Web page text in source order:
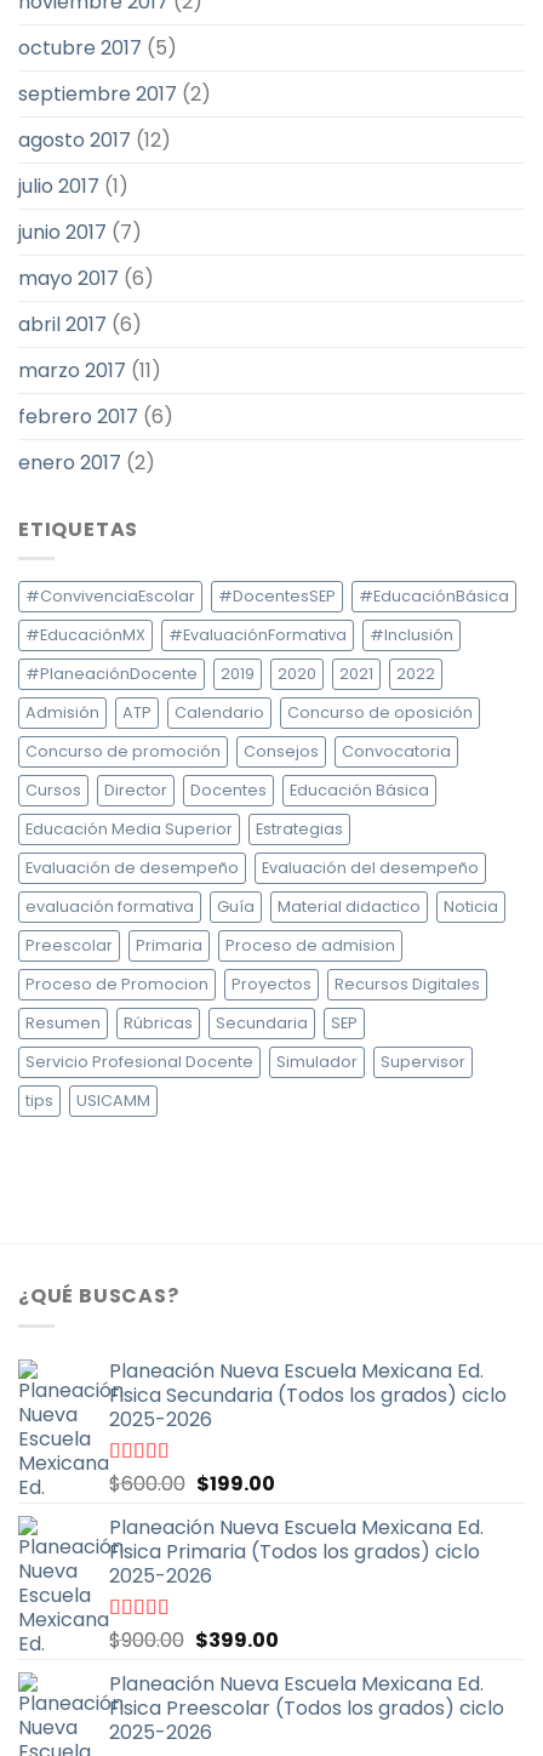
octubre 2017 (5)
septiembre 2017 (2)
agosto 2017 (12)
julio 2017 (1)
junio 2017 (7)
mayo 2017 (6)
abril 2017 (6)
marzo 2017 (11)
febrero 2017 (6)
enero 2017 (2)
ETIQUETAS
#ConvivenciaEscolar #DocentesSEP
#EducaciónBásica
#EducaciónMX
#EvaluaciónFormativa
#Inclusión
#PlaneaciónDocente
2019 2020 2021
2022
Admisión
ATP Calendario
Concurso de oposición
Concurso de promoción
Consejos
Convocatoria
Cursos
Director Docentes
Educación Básica
Educación Media Superior
Estrategias
Evaluación de desempeño
Evaluación del desempeño
evaluación formativa
Guía Material didactico
Noticia
Preescolar
Primaria
Proceso de admision
Proceso de Promocion
Proyectos
Recursos Digitales
Resumen
Rúbricas Secundaria
SEP
Servicio Profesional Docente
Simulador
Supervisor
tips
USICAMM
¿QUÉ BUSCAS?
Planeación Nueva Escuela Mexicana Ed.
Fisica Secundaria (Todos los grados) ciclo
2025-2026
Valorado
con
5
$600.00 El
original
era:
$600.00.
$199.00El
actual
es:
Planeación Nueva Escuela Mexicana Ed.
Fisica Primaria (Todos los grados) ciclo
2025-2026
Valorado
con
5
$900.00 El
original
era:
$900.00.
$399.00El
actual
es:
Planeación Nueva Escuela Mexicana Ed.
Fisica Preescolar (Todos los grados) ciclo
2025-2026